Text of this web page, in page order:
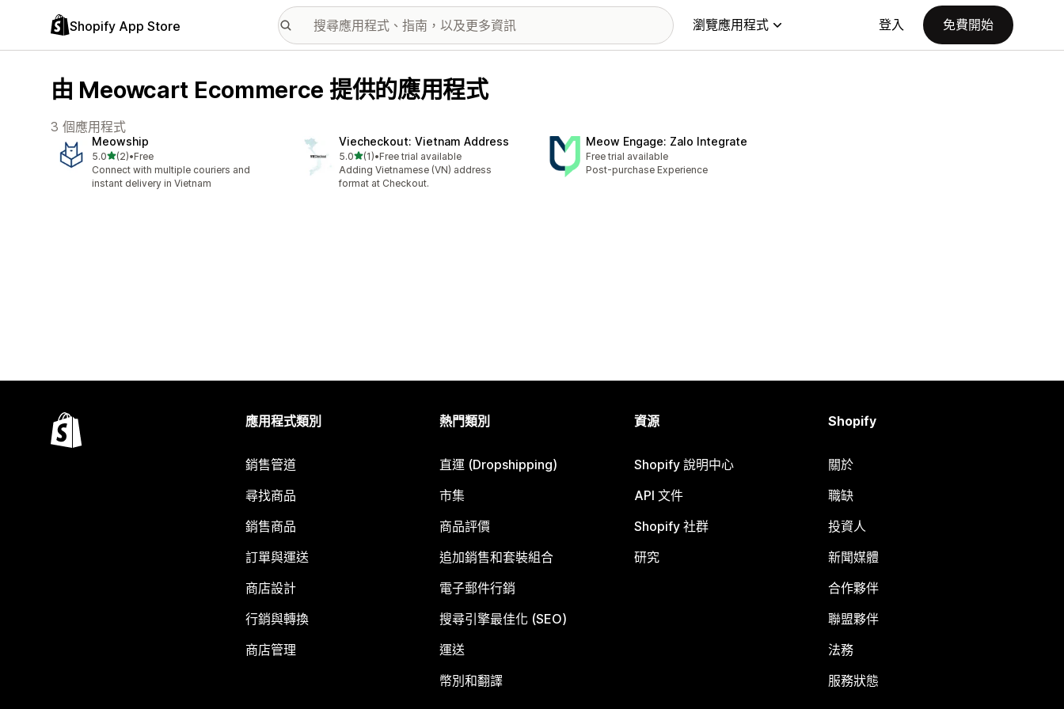
Shopify App Store 瀏覽應用程式 登入 免費開始
由 Meowcart Ecommerce 提供的應用程式
3 個應用程式
Meowship
5.0滿分 5 顆星
(2)
共有 2 則評價
•Free
Connect with multiple couriers and
instant delivery in Vietnam
Viecheckout: Vietnam Address
5.0滿分 5 顆星
(1)
共有 1 則評價
•Free trial available
Adding Vietnamese (VN) address
format at Checkout.
Meow Engage: Zalo Integrate
Free trial available
Post-purchase Experience
應用程式類別
銷售管道
尋找商品
銷售商品
訂單與運送
商店設計
行銷與轉換
商店管理
熱門類別
直運 (Dropshipping)
市集
商品評價
追加銷售和套裝組合
電子郵件行銷
搜尋引擎最佳化 (SEO)
運送
幣別和翻譯
資源
Shopify 說明中心
API 文件
Shopify 社群
研究
Shopify
關於
職缺
投資人
新聞媒體
合作夥伴
聯盟夥伴
法務
服務狀態